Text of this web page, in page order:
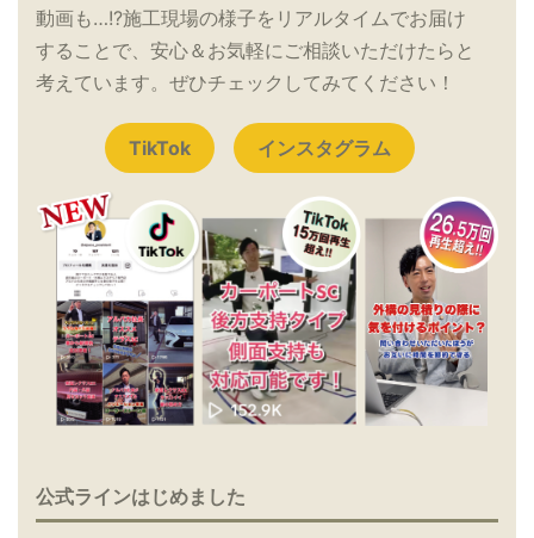
動画も…!?施工現場の様子をリアルタイムでお届け
することで、安心＆お気軽にご相談いただけたらと
考えています。ぜひチェックしてみてください！
TikTok インスタグラム
公式ラインはじめました